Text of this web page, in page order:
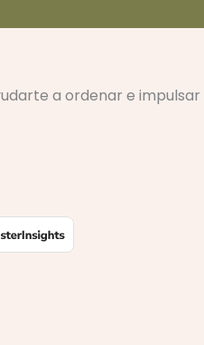
a ordenar e impulsar